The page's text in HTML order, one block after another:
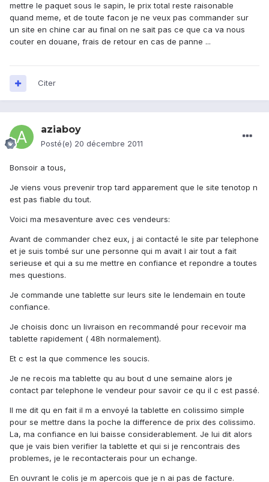
mettre le paquet sous le sapin, le prix total reste raisonable
quand meme, et de toute facon je ne veux pas commander sur
un site en chine car au final on ne sait pas ce que ca va nous
couter en douane, frais de retour en cas de panne ...
Citer
aziaboy
Posté(e) 20 décembre 2011
Bonsoir a tous,
Je viens vous prevenir trop tard apparement que le site tenotop n
est pas fiable du tout.
Voici ma mesaventure avec ces vendeurs:
Avant de commander chez eux, j ai contacté le site par telephone
et je suis tombé sur une personne qui m avait l air tout a fait
serieuse et qui a su me mettre en confiance et repondre a toutes
mes questions.
Je commande une tablette sur leurs site le lendemain en toute
confiance.
Je choisis donc un livraison en recommandé pour recevoir ma
tablette rapidement ( 48h normalement).
Et c est la que commence les soucis.
Je ne recois ma tablette qu au bout d une semaine alors je
contact par telephone le vendeur pour savoir ce qu il c est passé.
Il me dit qu en fait il m a envoyé la tablette en colissimo simple
pour se mettre dans la poche la difference de prix des colissimo.
La, ma confiance en lui baisse considerablement. Je lui dit alors
que je vais bien verifier la tablette et qui si je rencontrais des
problemes, je le recontacterais pour un echange.
En ouvrant le colis je m apercois que je n ai pas de facture.